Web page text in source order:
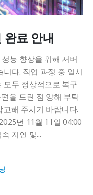
완료 안내
능 향상을 위해 서버
다. 작업 과정 중 일시
모두 정상적으로 복구
을 드린 점 양해 부탁
해 주시기 바랍니다.
년 11월 11일 04:00
지연 및...